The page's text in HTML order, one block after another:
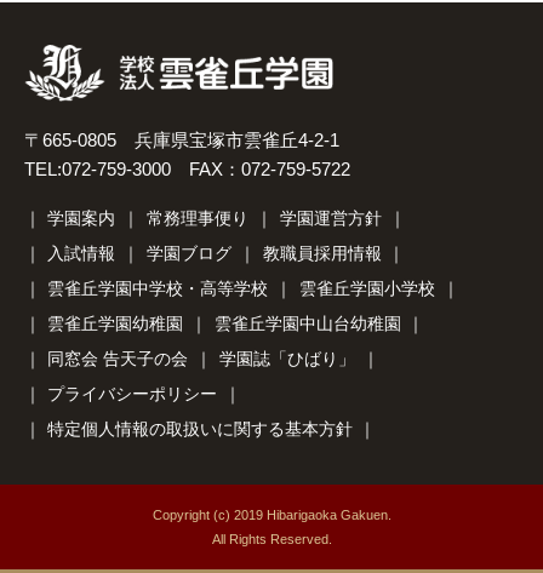
〒665-0805 兵庫県宝塚市雲雀丘4-2-1
TEL:072-759-3000 FAX：072-759-5722
学園案内 常務理事便り
学園運営方針
入試情報
学園ブログ
教職員採用情報
雲雀丘学園中学校・高等学校
雲雀丘学園小学校
雲雀丘学園幼稚園
雲雀丘学園中山台幼稚園
同窓会 告天子の会
学園誌「ひばり」
プライバシーポリシー
特定個人情報の取扱いに関する基本方針
Copyright (c) 2019 Hibarigaoka Gakuen.
All Rights Reserved.